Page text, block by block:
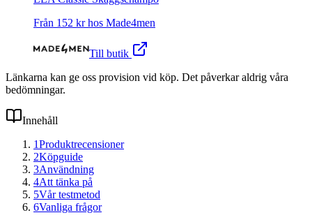
Från 152 kr hos Made4men
Till butik
Länkarna kan ge oss provision vid köp. Det påverkar aldrig våra
bedömningar.
Innehåll
1Produktrecensioner
2Köpguide
3Användning
4Att tänka på
5Vår testmetod
6Vanliga frågor